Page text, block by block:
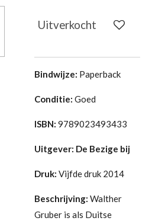
Uitverkocht
Bindwijze: Paperback
Conditie: Goed
ISBN: 9789023493433
Uitgever: De Bezige bij
Druk: Vijfde druk 2014
Beschrijving: Walther
Gruber is als Duitse